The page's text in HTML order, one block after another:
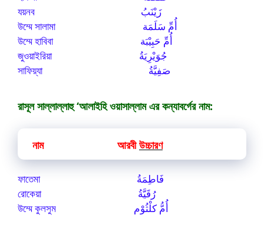
যয়নব زَيْنَبُ
উম্মে সালামা أُمِّ سَلَمَة
উম্মে হাবিবা أُمِّ حَبِيْبَة
জুওয়াইরিয়া جُوَيْرِيَةُ
সাফিয়্যা صَفِيَّةُ
রাসূল সাল্লাল্লাহু ‘আলাইহি ওয়াসাল্লাম এর কন্যাবর্গের নাম:
নাম আরবীউচ্চারণ
ফাতেমা فَاطِمَةُ
রোকেয়া رُقَيَّةُ
উম্মে কুলসুম أُمُّ كلْثُوْم